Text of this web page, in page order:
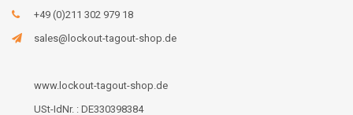
+49 (0)211 302 979 18
sales@lockout-tagout-shop.de
www.lockout-tagout-shop.de
USt-IdNr. : DE330398384